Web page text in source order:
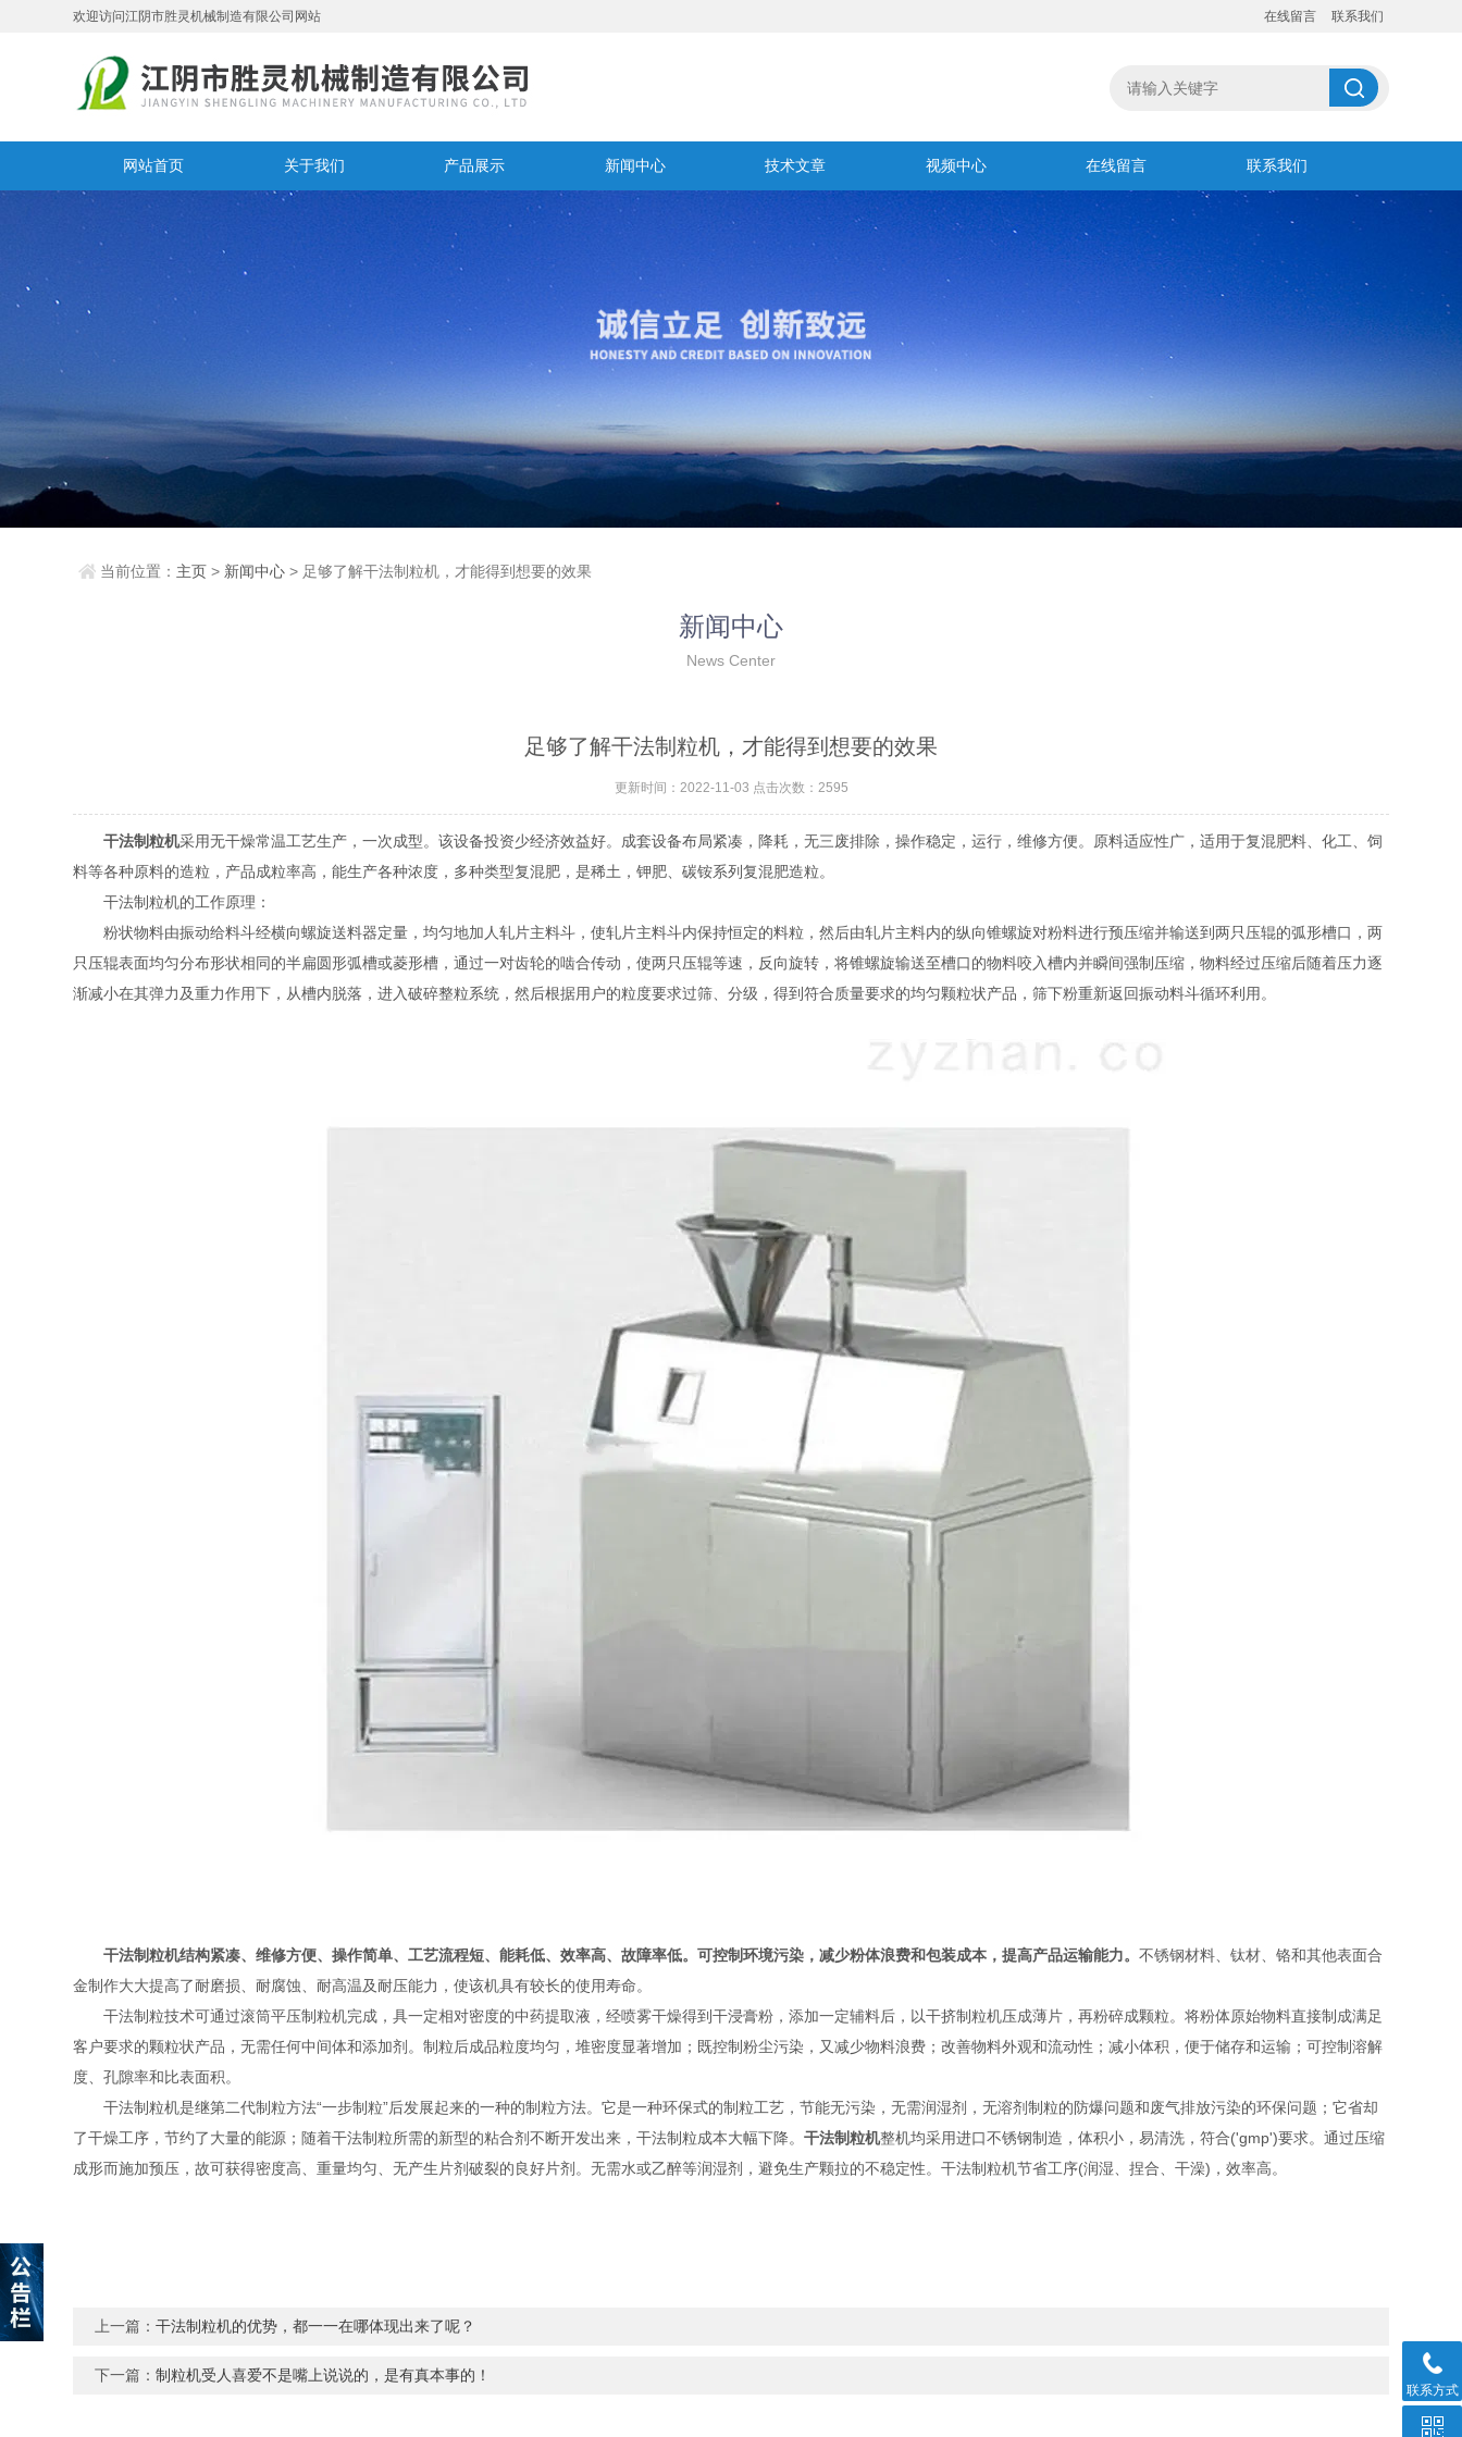
欢迎访问江阴市胜灵机械制造有限公司网站 在线留言 联系我们
网站首页 关于我们 产品展示 新闻中心 技术文章 视频中心 在线留言 联系我们
当前位置： 主页 > 新闻中心 > 足够了解干法制粒机，才能得到想要的效果
新闻中心
News Center
足够了解干法制粒机，才能得到想要的效果
更新时间：2022-11-03 点击次数：2595
干法制粒机采用无干燥常温工艺生产，一次成型。该设备投资少经济效益好。成套设备布局紧凑，降耗，无三废排除，操作稳定，运行，维修方便。原料适应性广，适用于复混肥料、化工、饲
料等各种原料的造粒，产品成粒率高，能生产各种浓度，多种类型复混肥，是稀土，钾肥、碳铵系列复混肥造粒。
干法制粒机的工作原理：
粉状物料由振动给料斗经横向螺旋送料器定量，均匀地加人轧片主料斗，使轧片主料斗内保持恒定的料粒，然后由轧片主料内的纵向锥螺旋对粉料进行预压缩并输送到两只压辊的弧形槽口，两
只压辊表面均匀分布形状相同的半扁圆形弧槽或菱形槽，通过一对齿轮的啮合传动，使两只压辊等速，反向旋转，将锥螺旋输送至槽口的物料咬入槽内并瞬间强制压缩，物料经过压缩后随着压力逐
渐减小在其弹力及重力作用下，从槽内脱落，进入破碎整粒系统，然后根据用户的粒度要求过筛、分级，得到符合质量要求的均匀颗粒状产品，筛下粉重新返回振动料斗循环利用。
干法制粒机结构紧凑、维修方便、操作简单、工艺流程短、能耗低、效率高、故障率低。可控制环境污染，减少粉体浪费和包装成本，提高产品运输能力。不锈钢材料、钛材、铬和其他表面合
金制作大大提高了耐磨损、耐腐蚀、耐高温及耐压能力，使该机具有较长的使用寿命。
干法制粒技术可通过滚筒平压制粒机完成，具一定相对密度的中药提取液，经喷雾干燥得到干浸膏粉，添加一定辅料后，以干挤制粒机压成薄片，再粉碎成颗粒。将粉体原始物料直接制成满足
客户要求的颗粒状产品，无需任何中间体和添加剂。制粒后成品粒度均匀，堆密度显著增加；既控制粉尘污染，又减少物料浪费；改善物料外观和流动性；减小体积，便于储存和运输；可控制溶解
度、孔隙率和比表面积。
干法制粒机是继第二代制粒方法“一步制粒”后发展起来的一种的制粒方法。它是一种环保式的制粒工艺，节能无污染，无需润湿剂，无溶剂制粒的防爆问题和废气排放污染的环保问题；它省却
了干燥工序，节约了大量的能源；随着干法制粒所需的新型的粘合剂不断开发出来，干法制粒成本大幅下降。干法制粒机整机均采用进口不锈钢制造，体积小，易清洗，符合('gmp')要求。通过压缩
成形而施加预压，故可获得密度高、重量均匀、无产生片剂破裂的良好片剂。无需水或乙醉等润湿剂，避免生产颗拉的不稳定性。干法制粒机节省工序(润湿、捏合、干澡)，效率高。
上一篇：干法制粒机的优势，都一一在哪体现出来了呢？
下一篇：制粒机受人喜爱不是嘴上说说的，是有真本事的！
联系方式